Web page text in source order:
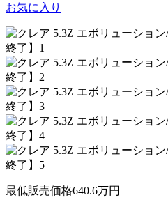
お気に入り
最低販売価格640.6万円